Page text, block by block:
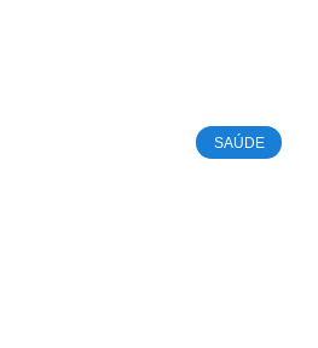
SAÚDE